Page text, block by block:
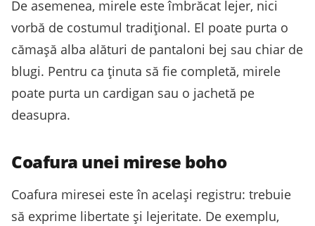
De asemenea, mirele este îmbrăcat lejer, nici
vorbă de costumul tradițional. El poate purta o
cămașă alba alături de pantaloni bej sau chiar de
blugi. Pentru ca ținuta să fie completă, mirele
poate purta un cardigan sau o jachetă pe
deasupra.
Coafura unei mirese boho
Coafura miresei este în același registru: trebuie
să exprime libertate și lejeritate. De exemplu,